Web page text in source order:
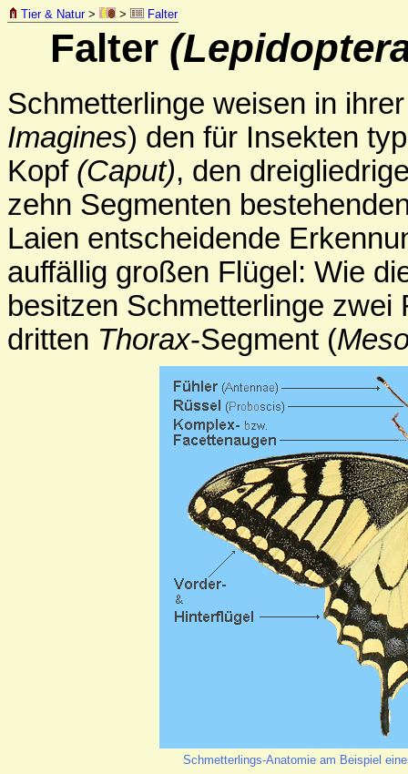
Tier & Natur> > Falter
Falter
Schmetterlinge weisen in
Imagines) den für Insekten
Kopf (Caput), den
zehn Segmenten
Laien entscheidende
auffällig großen Flügel: Wie
besitzen Schmetterlinge
dritten Thorax-Segment (
Schmetterlings-Anatomie am Beispiel